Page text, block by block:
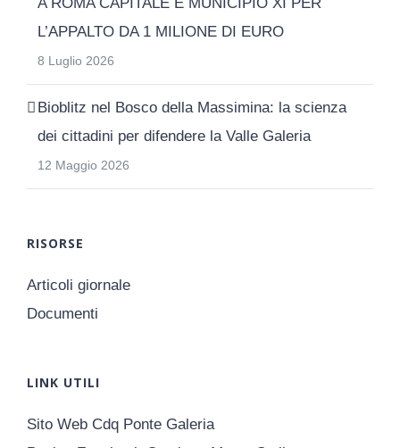
L’APPALTO DA 1 MILIONE DI EURO
8 Luglio 2026
Bioblitz nel Bosco della Massimina: la scienza
dei cittadini per difendere la Valle Galeria
12 Maggio 2026
RISORSE
Articoli giornale
Documenti
LINK UTILI
Sito Web Cdq Ponte Galeria